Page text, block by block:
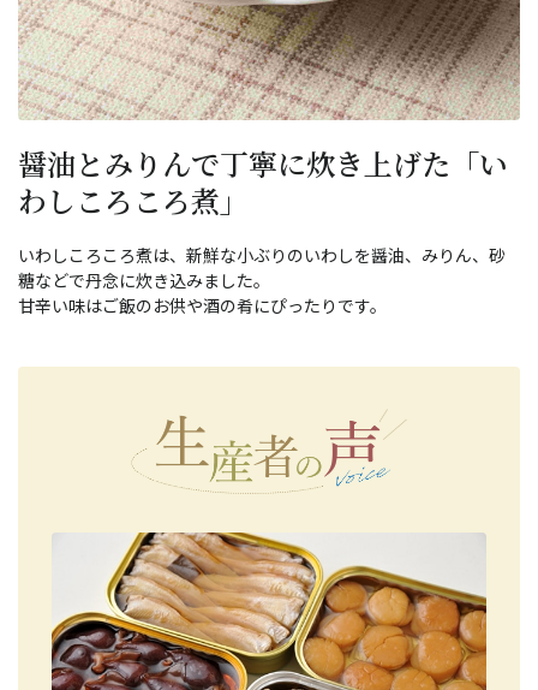
醤油とみりんで丁寧に炊き上げた「い
わしころころ煮」
いわしころころ煮は、新鮮な小ぶりのいわしを醤油、みりん、砂
糖などで丹念に炊き込みました。
甘辛い味はご飯のお供や酒の肴にぴったりです。